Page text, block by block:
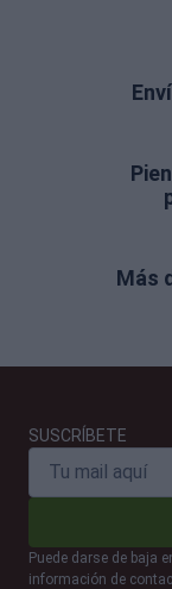
Más
SUSCRÍBETE
Puede darse de baja
información de